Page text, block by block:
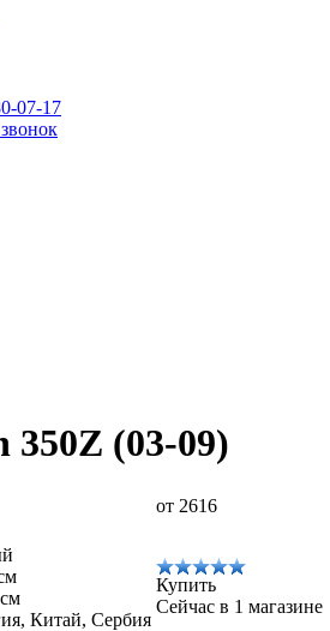
07-17
350Z (03-09)
от 2616
Китай, Сербия
Купить
Сейчас в 1 магазине